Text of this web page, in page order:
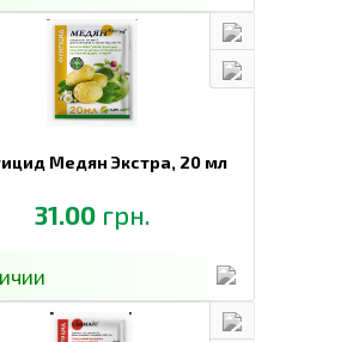
Медян Экстра, 20 мл
31.00 грн.